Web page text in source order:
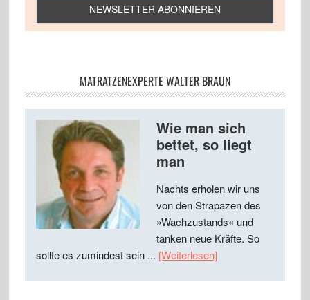
MATRATZENEXPERTE WALTER BRAUN
Wie man sich
bettet, so liegt
man
Nachts erholen wir uns
von den Strapazen des
»Wachzustands« und
tanken neue Kräfte. So
sollte es zumindest sein ... [Weiterlesen]